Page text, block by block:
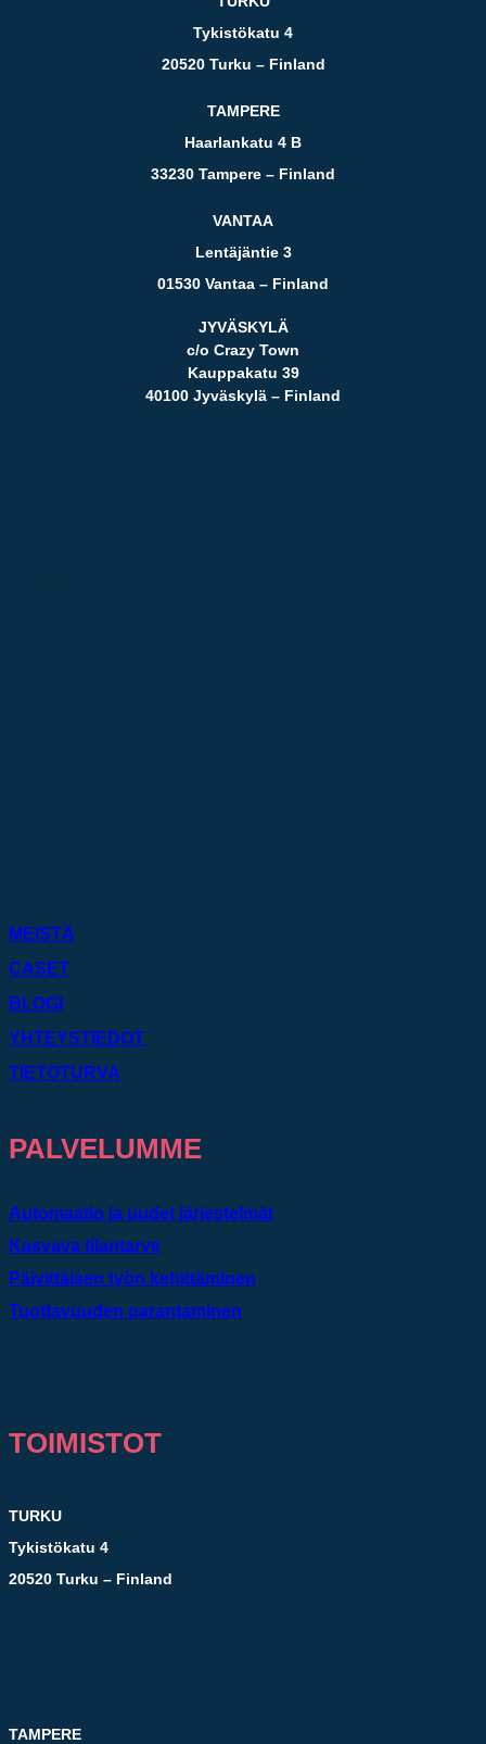
Tykistökatu 4
20520 Turku – Finland
TAMPERE
Haarlankatu 4 B
33230 Tampere – Finland
VANTAA
Lentäjäntie 3
01530 Vantaa – Finland
JYVÄSKYLÄ
c/o Crazy Town
Kauppakatu 39
40100 Jyväskylä – Finland
MEISTÄ
CASET
BLOGI
YHTEYSTIEDOT
TIETOTURVA
PALVELUMME
Automaatio ja uudet järjestelmät
Kasvava tilantarve
Päivittäisen työn kehittäminen
Tuottavuuden parantaminen
TOIMISTOT
TURKU
Tykistökatu 4
20520 Turku – Finland
TAMPERE